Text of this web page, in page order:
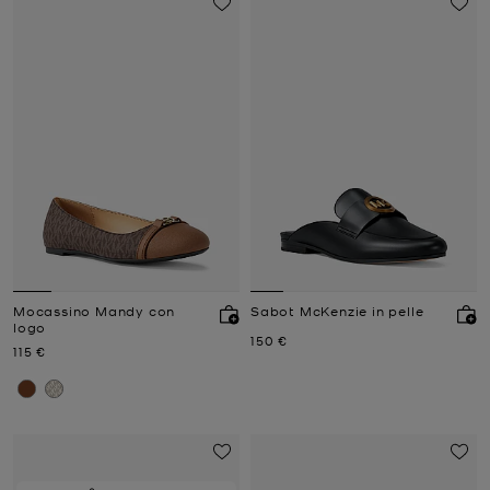
Mocassino Mandy con
logo
Prezzo attuale
115 €
Sabot McKenzie in pelle
Prezzo attuale
150 €